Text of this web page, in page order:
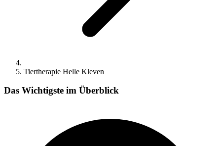
Tiertherapie Helle Kleven
Das Wichtigste im Überblick